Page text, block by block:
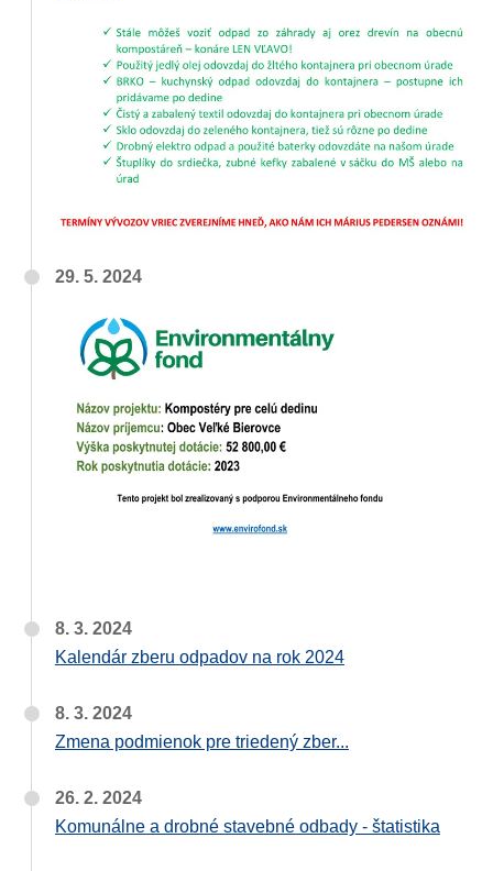
29. 5. 2024
8. 3. 2024
Kalendár zberu odpadov na rok 2024
8. 3. 2024
Zmena podmienok pre triedený zber...
26. 2. 2024
Komunálne a drobné stavebné odbady - štatistika